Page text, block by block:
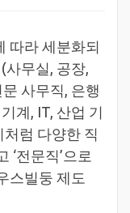
따라 세분화되
사무실, 공장,
사무직, 은행
계, IT, 산업 기
럼 다양한 직
‘전문직’으로
스빌둥 제도